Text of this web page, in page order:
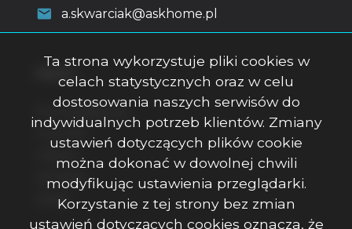
a.skwarciak@askhome.pl
Strona główna
O firmie
Kontakt
Rodo
Ta strona wykorzystuje pliki cookies w
celach statystycznych oraz w celu
dostosowania naszych serwisów do
indywidualnych potrzeb klientów. Zmiany
ustawień dotyczących plików cookie
można dokonać w dowolnej chwili
modyfikując ustawienia przeglądarki.
Korzystanie z tej strony bez zmian
ustawień dotyczących cookies oznacza, że